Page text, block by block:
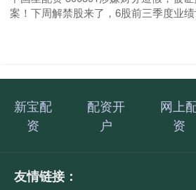
案！下周解禁股来了，6股前三季度业
新宝配
资
配资开
户
网上
资
友情链接：